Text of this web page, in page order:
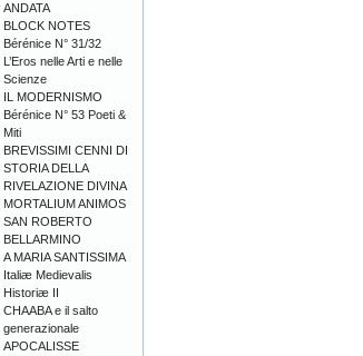
ANDATA
BLOCK NOTES
Bérénice N° 31/32
L’Eros nelle Arti e nelle
Scienze
IL MODERNISMO
Bérénice N° 53 Poeti &
Miti
BREVISSIMI CENNI DI
STORIA DELLA
RIVELAZIONE DIVINA
MORTALIUM ANIMOS
SAN ROBERTO
BELLARMINO
A MARIA SANTISSIMA
Italiæ Medievalis
Historiæ II
CHAABA e il salto
generazionale
APOCALISSE